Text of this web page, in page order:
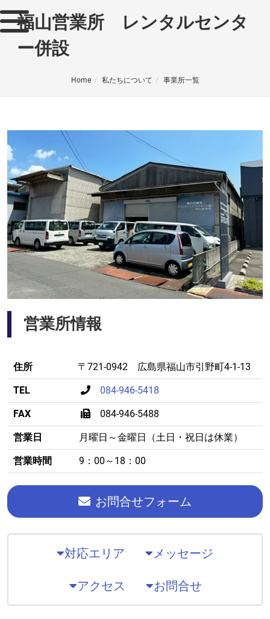
福山営業所 レンタルセンタ
ー併設
Home 私たちについて 事業所一覧
営業所情報
住所 〒721-0942 広島県福山市引野町4-1-13
TEL 084-946-5418
FAX 084-946-5488
営業日 月曜日～金曜日（土日・祝日は休業）
営業時間 9：00～18：00
お問合せフォーム
対応エリア メッセージ
アクセス お問合せ